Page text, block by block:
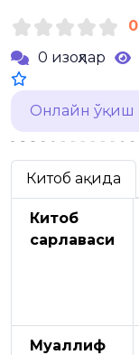
0
0 изоҳлар
Онлайн ўқиш
Китоб ҳақида
Китоб
сарлавҳаси
Муаллиф